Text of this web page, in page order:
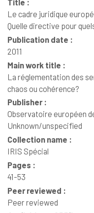
Title :
Le cadre juridique
Quelle directive pour
Publication date :
2011
Main work title :
La réglementation des
chaos ou cohérence?
Publisher :
Observatoire européen
Unknown/unspecified
Collection name :
IRIS Spécial
Pages :
41-53
Peer reviewed :
Peer reviewed